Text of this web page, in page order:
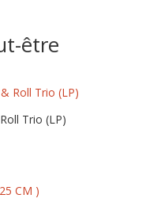
être
Trio (LP)